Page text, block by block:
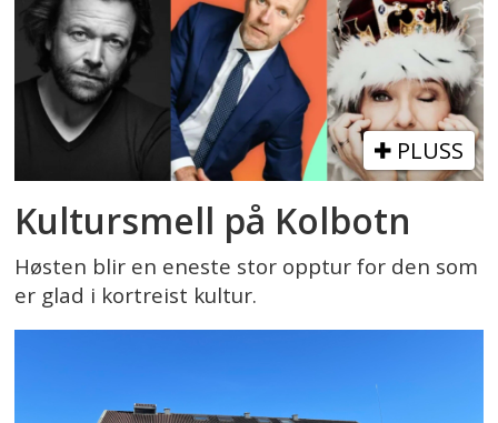
PLUSS
Kultursmell på Kolbotn
Høsten blir en eneste stor opptur for den som
er glad i kortreist kultur.